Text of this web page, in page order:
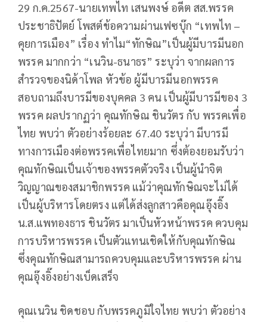
29 ก.ค.2567-นายเทพไท เสนพงษ์ อดีต สส.พรรค
ประชาธิปัตย์ โพสต์ข้อความผ่านเฟซบุ๊ก “เทพไท –
คุยการเมือง” เรื่อง ทำไม“ทักษิณ”เป็นผู้มีบารมีนอก
พรรค มากกว่า “เนวิน-ธนาธร” ระบุว่า จากผลการ
สำรวจของนิด้าโพล หัวข้อ ผู้มีบารมีนอกพรรค
สอบถามถึงบารมีของบุคคล 3 คน เป็นผู้มีบารมีของ 3
พรรค ผลปรากฏว่า คุณทักษิณ ชินวัตร กับ พรรคเพื่อ
ไทย พบว่า ตัวอย่างร้อยละ 67.40 ระบุว่า มีบารมี
ทางการเมืองต่อพรรคเพื่อไทยมาก ซึ่งต้องยอมรับว่า
คุณทักษิณเป็นเจ้าของพรรคตัวจริง เป็นผู้นำจิต
วิญญาณของสมาชิกพรรค แม้ว่าคุณทักษิณจะไม่ได้
เป็นผู้บริหารโดยตรง แต่ได้ส่งลูกสาวคือคุณอุ๊งอิ๊ง
น.ส.แพทองธาร ชินวัตร มาเป็นหัวหน้าพรรค ควบคุม
การบริหารพรรค เป็นตัวแทนเชิดให้กับคุณทักษิณ
ซึ่งคุณทักษิณสามารถควบคุมและบริหารพรรค ผ่าน
คุณอุ๊งอิ๊งอย่างเบ็ดเสร็จ
คุณเนวิน ชิดชอบ กับพรรคภูมิใจไทย พบว่า ตัวอย่าง